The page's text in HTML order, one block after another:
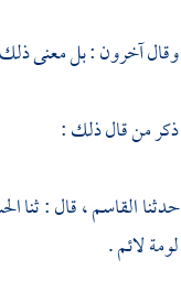
وقال آخرون : بل معنى ذلك
ذكر من قال ذلك :
حدثناالقاسم، قال : ثنا
لومة لائم .